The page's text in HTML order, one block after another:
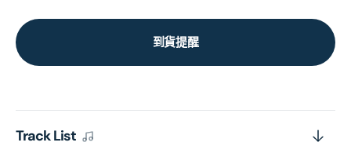
到貨提醒
Track List